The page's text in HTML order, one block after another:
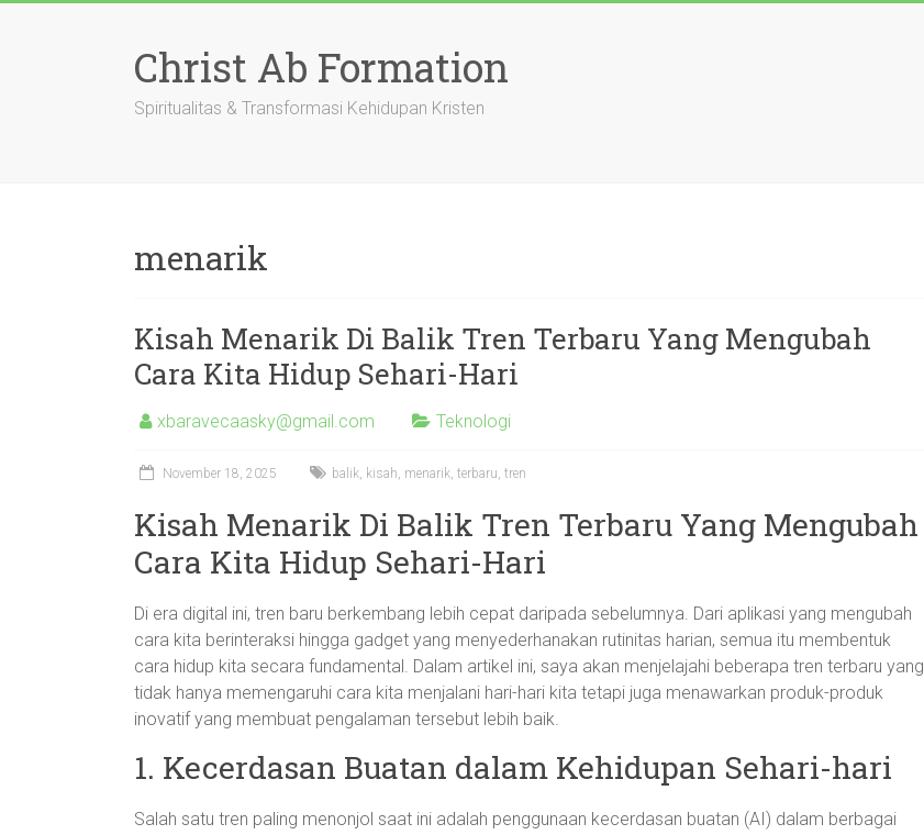
Christ Ab Formation
Spiritualitas & Transformasi Kehidupan Kristen
menarik
Kisah Menarik Di Balik Tren Terbaru Yang Mengubah
Cara Kita Hidup Sehari-Hari
xbaravecaasky@gmail.com Teknologi
November 18, 2025 balik, kisah, menarik, terbaru, tren
Kisah Menarik Di Balik Tren Terbaru Yang Mengubah
Cara Kita Hidup Sehari-Hari
Di era digital ini, tren baru berkembang lebih cepat daripada sebelumnya. Dari aplikasi yang mengubah
cara kita berinteraksi hingga gadget yang menyederhanakan rutinitas harian, semua itu membentuk
cara hidup kita secara fundamental. Dalam artikel ini, saya akan menjelajahi beberapa tren terbaru yang
tidak hanya memengaruhi cara kita menjalani hari-hari kita tetapi juga menawarkan produk-produk
inovatif yang membuat pengalaman tersebut lebih baik.
1. Kecerdasan Buatan dalam Kehidupan Sehari-hari
Salah satu tren paling menonjol saat ini adalah penggunaan kecerdasan buatan (AI) dalam berbagai